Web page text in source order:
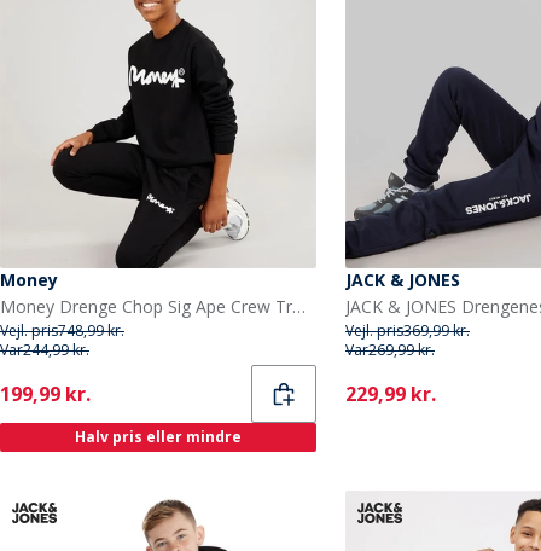
Money
Money Drenge Chop Sig Ape Crew Træningsdragt Sort
Vejl. pris748,99 kr.
Var244,99 kr.
Current
199,99 kr.
Halv pris eller mindre
JACK & JONES
Vejl. pris369,99 kr.
Var269,99 kr.
Current
229,99 kr.